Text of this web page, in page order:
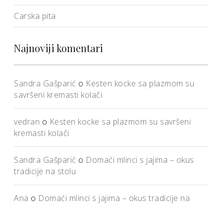
Carska pita
Najnoviji komentari
Sandra Gašparić o Kesten kocke sa plazmom su
savršeni kremasti kolači
vedran o Kesten kocke sa plazmom su savršeni
kremasti kolači
Sandra Gašparić o Domaći mlinci s jajima – okus
tradicije na stolu
Ana o Domaći mlinci s jajima – okus tradicije na